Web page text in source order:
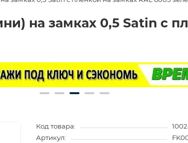
на замках 0,5 Satin с
Код товара:
Артикул: